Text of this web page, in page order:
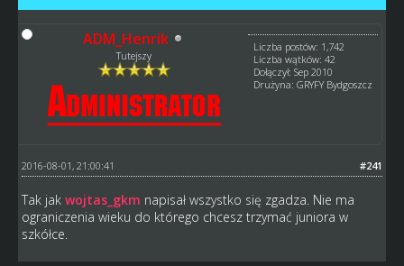
ADM_Henrik
Tutejszy
Liczba postów: 1,742
Liczba wątków: 42
Dołączył: Sep 2010
Drużyna: GRYFY Bydgoszcz
#241
2016-08-01, 21:00:41
Tak jak wojtas_gkm napisał wszystko się zgadza. Nie ma
ograniczenia wieku do którego chcesz trzymać juniora w
szkółce.